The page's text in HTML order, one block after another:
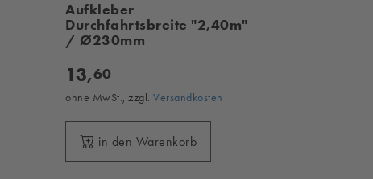
Aufkleber
Durchfahrtsbreite "2,40m"
/ Ø230mm
13,60
ohne MwSt., zzgl.Versandkosten
in den Warenkorb